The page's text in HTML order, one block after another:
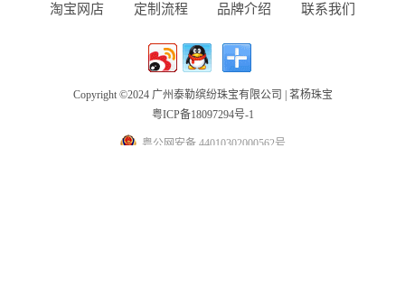
淘宝网店 定制流程 品牌介绍 联系我们
Copyright ©2024 广州泰勒缤纷珠宝有限公司 | 茗杨珠宝
粤ICP备18097294号-1
粤公网安备 44010302000562号